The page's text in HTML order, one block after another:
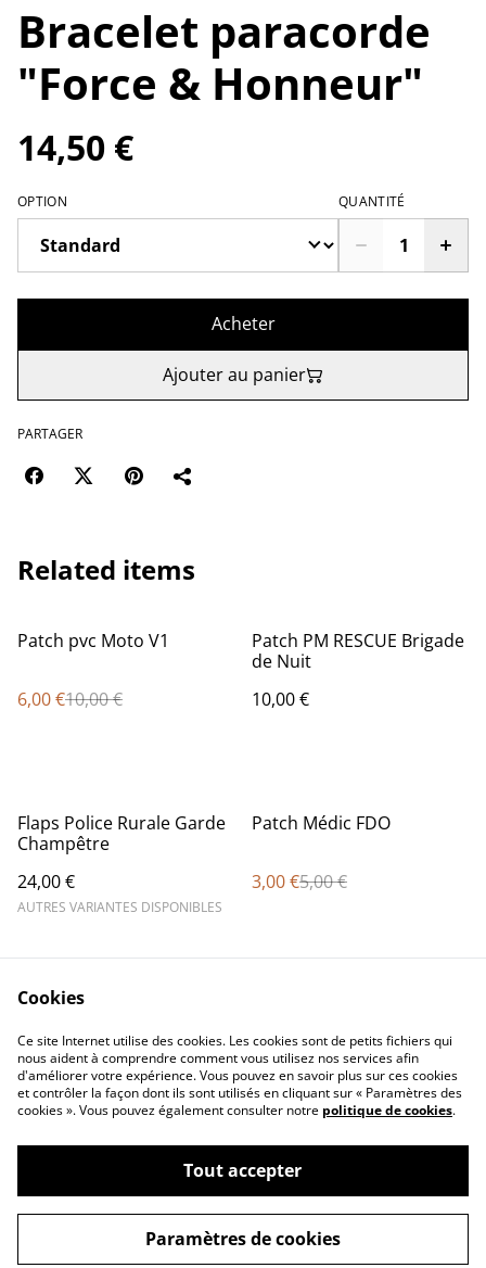
Bracelet paracorde
"Force & Honneur"
14,50 €
OPTION QUANTITÉ
Acheter
Ajouter au panier
PARTAGER
Related items
%
Patch pvc Moto V1
6,00 €10,00 €
Patch PM RESCUE Brigade
de Nuit
10,00 €
Flaps Police Rurale Garde
Champêtre
24,00 €
AUTRES VARIANTES DISPONIBLES
%
Patch Médic FDO
3,00 €5,00 €
Contact Us
Legal Terms
Privacy Policy
Cookie Policy
©2026Concept Design Store
powered by
Cookies
Ce site Internet utilise des cookies. Les cookies sont de petits fichiers qui
nous aident à comprendre comment vous utilisez nos services afin
d'améliorer votre expérience. Vous pouvez en savoir plus sur ces cookies
et contrôler la façon dont ils sont utilisés en cliquant sur « Paramètres des
cookies ». Vous pouvez également consulter notre politique de cookies.
Tout accepter
Paramètres de cookies